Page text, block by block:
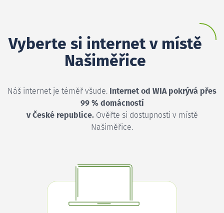
Vyberte si internet v místě
Našiměřice
Náš internet je téměř všude. Internet od WIA pokrývá přes
99 % domácností
v České republice.Ověřte si dostupnosti v místě
Našiměřice.